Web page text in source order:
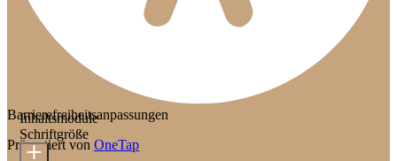
Barrierefreiheitsanpassungen
Präsentiert von OneTap
Inhaltsmodule
Schriftgröße